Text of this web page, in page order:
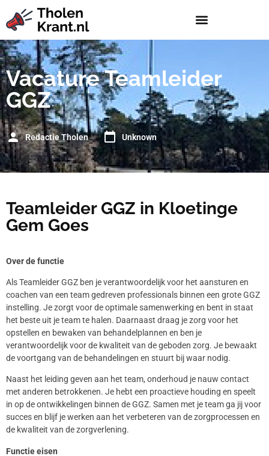
Vacature Teamleider
GGZ
Redactie Tholen Unknown
Teamleider GGZ in Kloetinge
Gem Goes
Over de functie
Als Teamleider GGZ ben je verantwoordelijk voor het aansturen en
coachen van een team gedreven professionals binnen een grote GGZ
instelling. Je zorgt voor de optimale samenwerking en bent in staat
het beste uit je team te halen. Daarnaast draag je zorg voor het
opstellen en bewaken van behandelplannen en ben je
verantwoordelijk voor de kwaliteit van de geboden zorg. Je bewaakt
de voortgang van de behandelingen en stuurt bij waar nodig.
Naast het leiding geven aan het team, onderhoud je nauw contact
met anderen betrokkenen. Je hebt een proactieve houding en speelt
in op de ontwikkelingen binnen de GGZ. Samen met je team ga jij voor
succes en blijf je werken aan het verbeteren van de zorgprocessen en
de kwaliteit van de zorgverlening.
Functie eisen